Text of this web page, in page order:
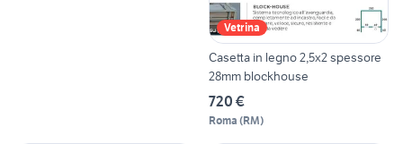
Vetrina
Casetta in legno 2,5x2 spessore
28mm blockhouse
720 €
Roma (RM)